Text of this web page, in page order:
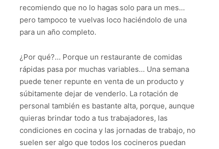
recomiendo que no lo hagas solo para un mes…
pero tampoco te vuelvas loco haciéndolo de una
para un año completo.
¿Por qué?… Porque un restaurante de comidas
rápidas pasa por muchas variables… Una semana
puede tener repunte en venta de un producto y
súbitamente dejar de venderlo. La rotación de
personal también es bastante alta, porque, aunque
quieras brindar todo a tus trabajadores, las
condiciones en cocina y las jornadas de trabajo, no
suelen ser algo que todos los cocineros puedan